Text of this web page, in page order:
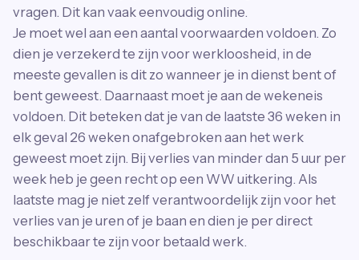
vragen. Dit kan vaak eenvoudig online.
Je moet wel aan een aantal voorwaarden voldoen. Zo
dien je verzekerd te zijn voor werkloosheid, in de
meeste gevallen is dit zo wanneer je in dienst bent of
bent geweest. Daarnaast moet je aan de wekeneis
voldoen. Dit beteken dat je van de laatste 36 weken in
elk geval 26 weken onafgebroken aan het werk
geweest moet zijn. Bij verlies van minder dan 5 uur per
week heb je geen recht op een WW uitkering. Als
laatste mag je niet zelf verantwoordelijk zijn voor het
verlies van je uren of je baan en dien je per direct
beschikbaar te zijn voor betaald werk.